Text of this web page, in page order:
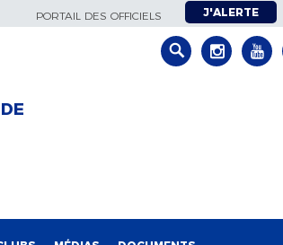
PORTAIL DES OFFICIELS J'ALERTE